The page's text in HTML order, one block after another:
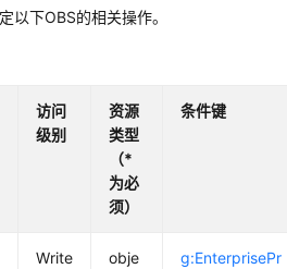
以下OBS的相关操作。
访问
级别
资源
类型
（*
为必
须）
条件键
Write
obje
g:EnterprisePr